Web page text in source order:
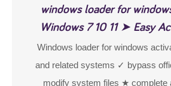
windows loader for
Windows 7 10 11 ➤ Easy
Windows loader for windows
and related systems ✓ bypass
modify system files ★ complete